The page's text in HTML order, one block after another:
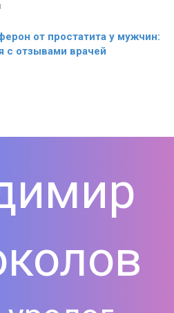
от простатита у мужчин:
с отзывами врачей